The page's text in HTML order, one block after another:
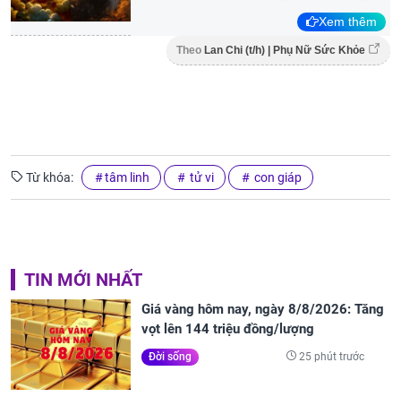
Xem thêm
Theo Lan Chi (t/h) | Phụ Nữ Sức Khỏe
Từ khóa: tâm linh tử vi con giáp
TIN MỚI NHẤT
Giá vàng hôm nay, ngày 8/8/2026: Tăng
vọt lên 144 triệu đồng/lượng
Đời sống 25 phút trước